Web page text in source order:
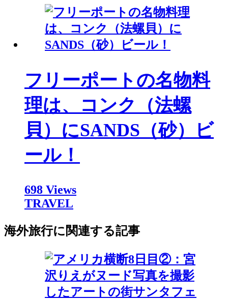
フリーポートの名物料
理は、コンク（法螺
貝）にSANDS（砂）ビ
ール！
698 Views
TRAVEL
海外旅行に関連する記事